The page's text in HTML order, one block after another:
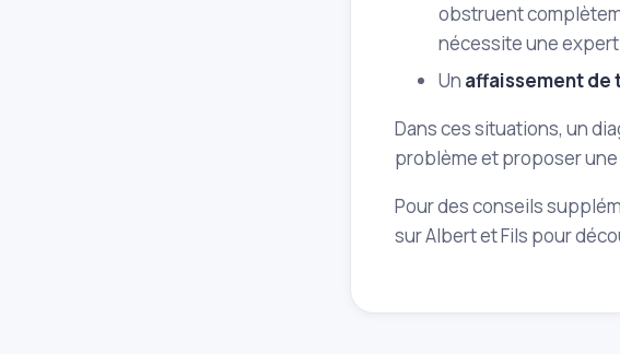
obstruent
nécessite une
Un affaissement de
Dans ces situations, un
problème et proposer
Pour des conseils
sur Albert et Fils pour